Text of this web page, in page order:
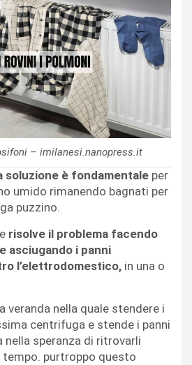
– imilanesi.nanopress.it
soluzione è fondamentale per
umido rimanendo bagnati per
puzzino.
risolve il problema facendo
asciugando i panni
l’elettrodomestico, in una o
veranda nella quale stendere i
centrifuga e stende i panni
nella speranza di ritrovarli
purtroppo questo